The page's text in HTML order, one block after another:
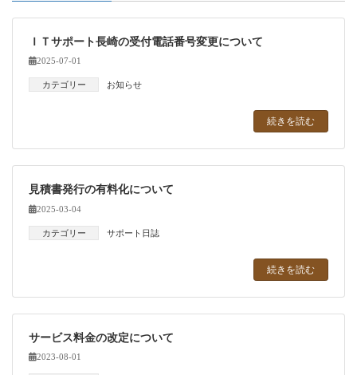
ＩＴサポート長崎の受付電話番号変更について
2025-07-01
カテゴリー お知らせ
続きを読む
見積書発行の有料化について
2025-03-04
カテゴリー サポート日誌
続きを読む
サービス料金の改定について
2023-08-01